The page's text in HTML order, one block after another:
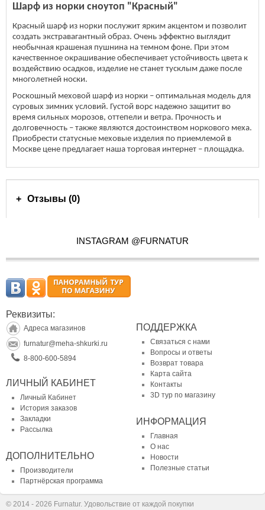
Шарф из норки сноутоп "Красный"
Красный шарф из норки послужит ярким акцентом и позволит
создать экстравагантный образ. Очень эффектно выглядит
необычная крашеная пушнина на темном фоне. При этом
качественное окрашивание обеспечивает устойчивость цвета к
воздействию осадков, изделие не станет тусклым даже после
многолетней носки.
Роскошный меховой шарф из норки – оптимальная модель для
суровых зимних условий. Густой ворс надежно защитит во
время сильных морозов, оттепели и ветра. Прочность и
долговечность – также являются достоинством норкового меха.
Приобрести статусные меховые изделия по приемлемой в
Москве цене предлагает наша торговая интернет – площадка.
Отзывы (0)
INSTAGRAM @FURNATUR
Реквизиты:
Адреса магазинов
furnatur@meha-shkurki.ru
8-800-600-5894
ЛИЧНЫЙ КАБИНЕТ
Личный Кабинет
История заказов
Закладки
Рассылка
ДОПОЛНИТЕЛЬНО
Производители
Партнёрская программа
ПОДДЕРЖКА
Связаться с нами
Вопросы и ответы
Возврат товара
Карта сайта
Контакты
3D тур по магазину
ИНФОРМАЦИЯ
Главная
О нас
Новости
Полезные статьи
© 2014 - 2026 Furnatur. Удовольствие от каждой покупки